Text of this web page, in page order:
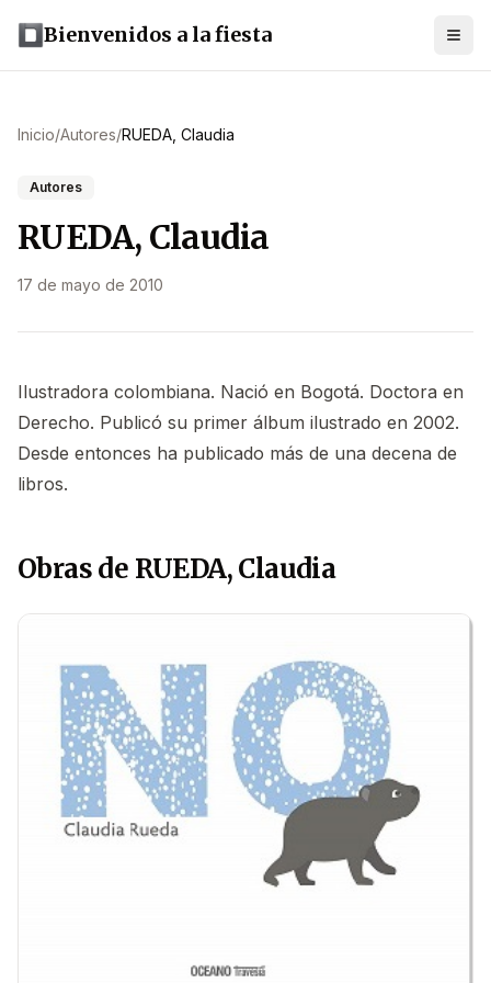
Bienvenidos a la fiesta
Inicio/Autores/RUEDA, Claudia
Autores
RUEDA, Claudia
17 de mayo de 2010
Ilustradora colombiana. Nació en Bogotá. Doctora en
Derecho. Publicó su primer álbum ilustrado en 2002.
Desde entonces ha publicado más de una decena de
libros.
Obras de RUEDA, Claudia